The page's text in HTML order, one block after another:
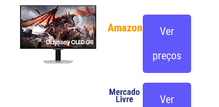
Ver
preços
Ver